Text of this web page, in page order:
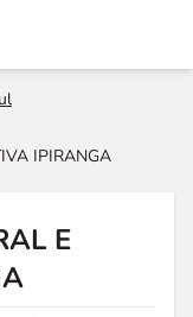
IPIRANGA
E